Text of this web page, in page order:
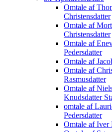
Omtale af
Christensdatter
Omtale af
Christensdatter
Omtale af
Pedersdatter
Omtale af
Omtale af
Rasmusdatter
Omtale af
Knudsdatter
omtale af
Pedersdatter
Omtale af Iver